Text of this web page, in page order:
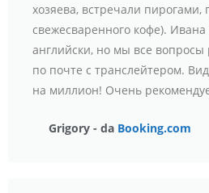
хозяева, встречали
свежесваренного кофе).
английски, но мы все
по почте с транслейтером.
на миллион! Очень
Grigory - da Booking.com